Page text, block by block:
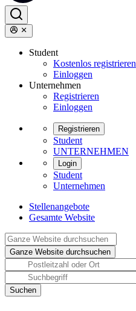
Student
Kostenlos registrieren
Einloggen
Unternehmen
Registrieren
Einloggen
Registrieren
Student
UNTERNEHMEN
Login
Student
Unternehmen
Stellenangebote
Gesamte Website